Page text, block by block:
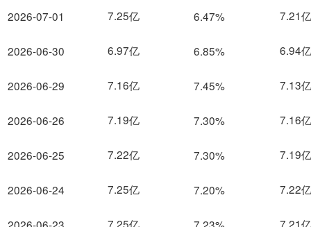
2026-07-01
2026-06-30
2026-06-29
2026-06-26
2026-06-25
2026-06-24
7.25亿 6.47% 7.21亿
6.97亿 6.85% 6.94亿
7.16亿 7.45% 7.13亿
7.19亿 7.30% 7.16亿
7.22亿 7.30% 7.19亿
7.25亿 7.20% 7.22亿
7.25亿 7.21亿